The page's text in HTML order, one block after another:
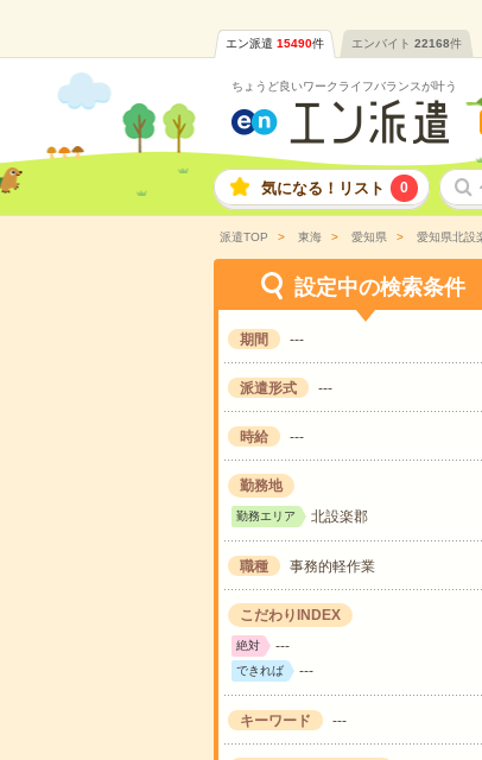
エン派遣 15490件 エンバイト 22168件
ちょうど良いワークライフバランスが叶う
気になる！リスト 0
派遣TOP 東海 愛知県 愛知県北設
設定中の検索条件
期間 ---
派遣形式 ---
時給 ---
勤務地
勤務エリア 北設楽郡
職種 事務的軽作業
こだわりINDEX
絶対 ---
できれば ---
キーワード ---